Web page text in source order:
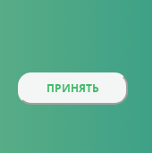
ПРИНЯТЬ